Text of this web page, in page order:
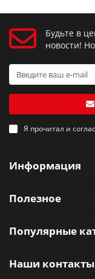
Будьте в
новости!
Я прочитал и
Информация
Полезное
Популярные
Наши контакты